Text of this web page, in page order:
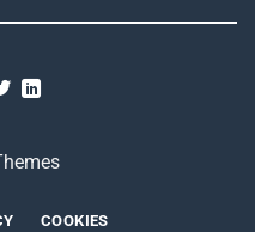
COOKIES